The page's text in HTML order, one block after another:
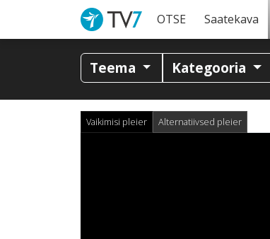
OTSE Saatekava
Teema Kategooria
Vaikimisi pleier Alternatiivsed pleier